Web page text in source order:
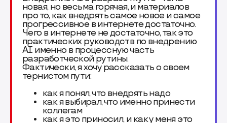
новая, но весьма горячая, и материалов
про то, как внедрять самое новое и самое
прогрессивное в интернете достаточно.
Чего в интернете не достаточно, так это
практических руководств по внедрению
AI именно в процессную часть
разработческой рутины.
Фактически, я хочу рассказать о своем
тернистом пути:
как я понял, что внедрять надо
как я выбирал, что именно принести
коллегам
как я это приносил, и как у меня это